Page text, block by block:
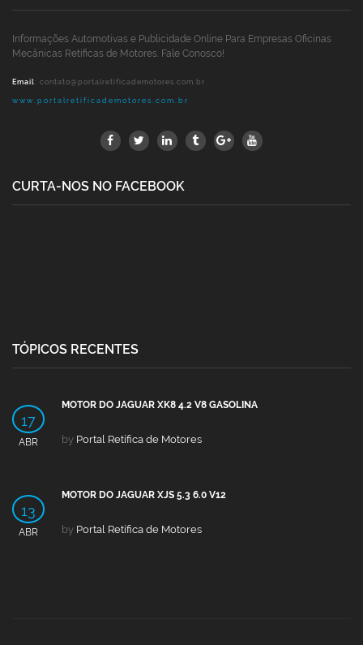
Informações Automotivas e Publicidade Online Para Empresas Oficinas
Mecânicas Retíficas de Motores. Fale Conosco!
Email: contato@portalretificademotores.com.br
www.portalretificademotores.com.br
CURTA-NOS NO FACEBOOK
TÓPICOS RECENTES
17
ABR
MOTOR DO JAGUAR XK8 4.2 V8 GASOLINA
by Portal Retífica de Motores
13
ABR
MOTOR DO JAGUAR XJS 5.3 6.0 V12
by Portal Retífica de Motores